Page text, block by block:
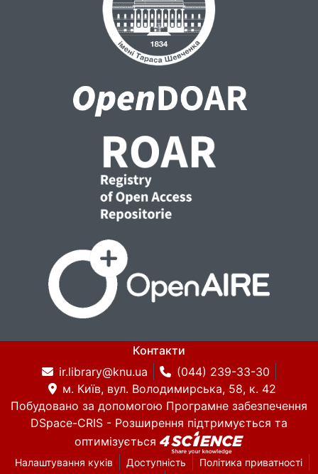
Контакти
ir.library@knu.ua
(044) 239-33-30
м. Київ, вул. Володимирська, 58, к. 42
Побудовано за допомогою Програмне забезпечення
DSpace-CRIS - Розширення підтримується та
оптимізується
Налаштування куків Доступність
Політика приватності